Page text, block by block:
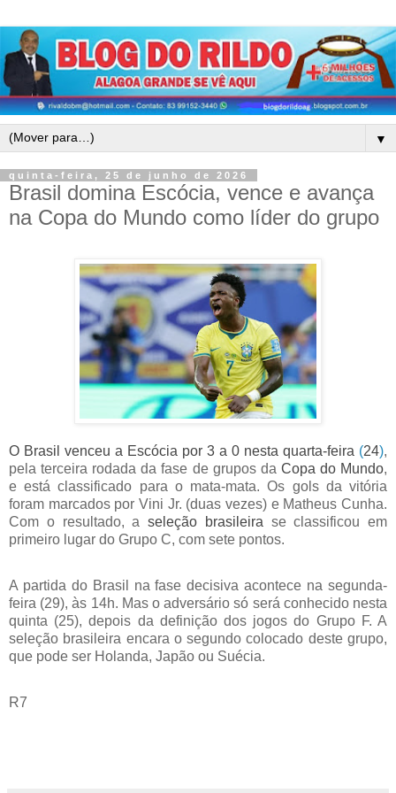
▼
quinta-feira, 25 de junho de 2026
Brasil domina Escócia, vence e avança
na Copa do Mundo como líder do grupo
O Brasil venceu a Escócia por 3 a 0 nesta quarta-feira (24),
pela terceira rodada da fase de grupos da Copa do Mundo,
e está classificado para o mata-mata. Os gols da vitória
foram marcados por Vini Jr. (duas vezes) e Matheus Cunha.
Com o resultado, a seleção brasileira se classificou em
primeiro lugar do Grupo C, com sete pontos.
A partida do Brasil na fase decisiva acontece na segunda-
feira (29), às 14h. Mas o adversário só será conhecido nesta
quinta (25), depois da definição dos jogos do Grupo F. A
seleção brasileira encara o segundo colocado deste grupo,
que pode ser Holanda, Japão ou Suécia.
R7